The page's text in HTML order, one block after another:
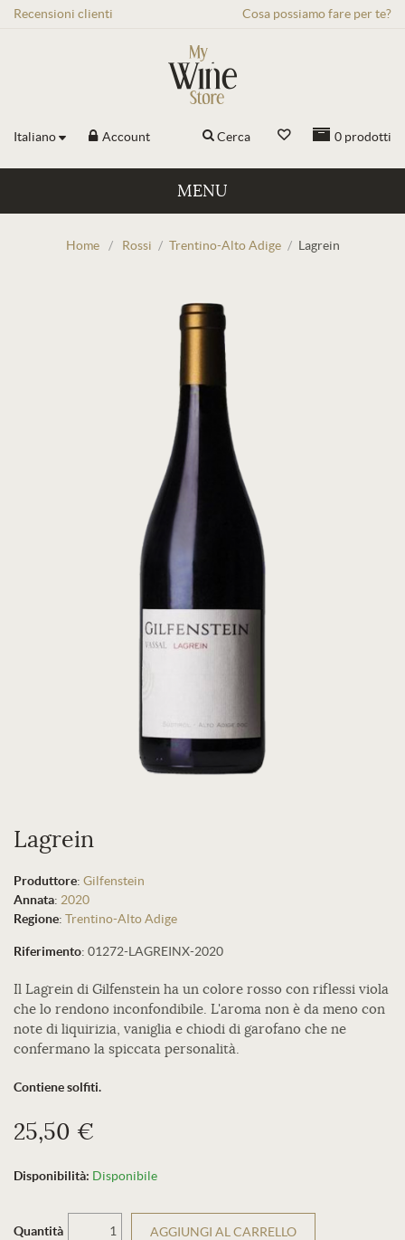
Recensioni clienti Cosa possiamo fare per te?
Italiano Account 0 prodotti
Cerca
MENU
Home / Rossi / Trentino-Alto Adige / Lagrein
Lagrein
Produttore: Gilfenstein
Annata: 2020
Regione: Trentino-Alto Adige
Riferimento: 01272-LAGREINX-2020
Il Lagrein di Gilfenstein ha un colore rosso con riflessi viola
che lo rendono inconfondibile. L'aroma non è da meno con
note di liquirizia, vaniglia e chiodi di garofano che ne
confermano la spiccata personalità.
Contiene solfiti.
25,50 €
Disponibilità: Disponibile
Quantità AGGIUNGI AL CARRELLO